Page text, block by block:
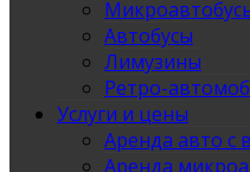
Автобусы
Лимузины
Ретро-
Услуги и цены
Аренда авто с
Аренда